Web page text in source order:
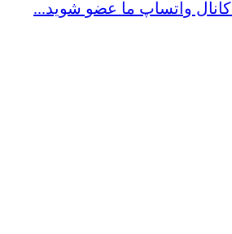
کانال واتساپ ما عضو شوید...